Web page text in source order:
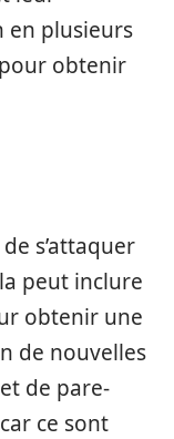
en plusieurs
obtenir
s’attaquer
peut inclure
obtenir une
de nouvelles
de pare-
ce sont